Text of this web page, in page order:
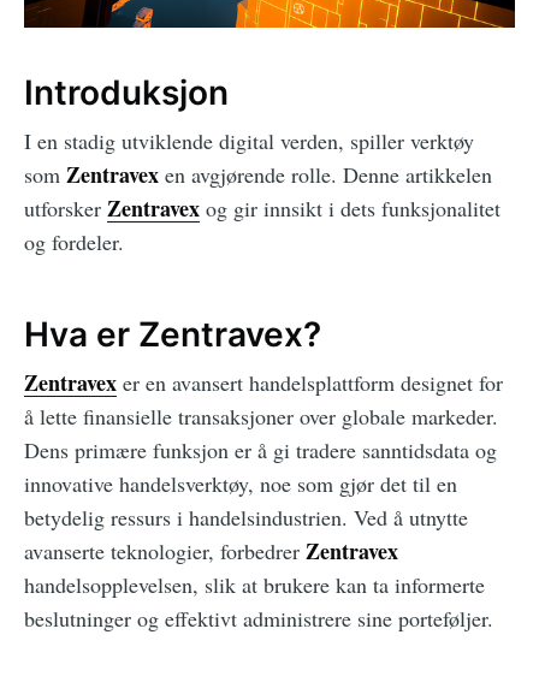
Introduksjon
I en stadig utviklende digital verden, spiller verktøy
som Zentravex en avgjørende rolle. Denne artikkelen
utforsker Zentravex og gir innsikt i dets funksjonalitet
og fordeler.
Hva er Zentravex?
Zentravex er en avansert handelsplattform designet for
å lette finansielle transaksjoner over globale markeder.
Dens primære funksjon er å gi tradere sanntidsdata og
innovative handelsverktøy, noe som gjør det til en
betydelig ressurs i handelsindustrien. Ved å utnytte
avanserte teknologier, forbedrer Zentravex
handelsopplevelsen, slik at brukere kan ta informerte
beslutninger og effektivt administrere sine porteføljer.